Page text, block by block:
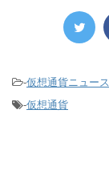
-仮想通貨ニュース
-仮想通貨